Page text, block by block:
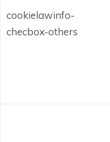
cookielawinfo-
checbox-others